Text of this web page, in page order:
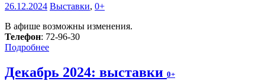
26.12.2024 Выставки, 0+
В афише возможны изменения.
Телефон: 72-96-30
Подробнее
Декабрь 2024: выставки 0+